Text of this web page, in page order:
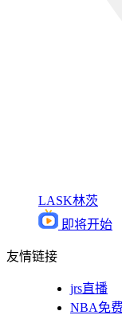
LASK林茨
即将开始
友情链接
jrs直播
NBA免